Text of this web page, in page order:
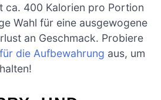
ca. 400 Kalorien pro Portion
Wahl für eine ausgewogene
an Geschmack. Probiere
die Aufbewahrung aus, um